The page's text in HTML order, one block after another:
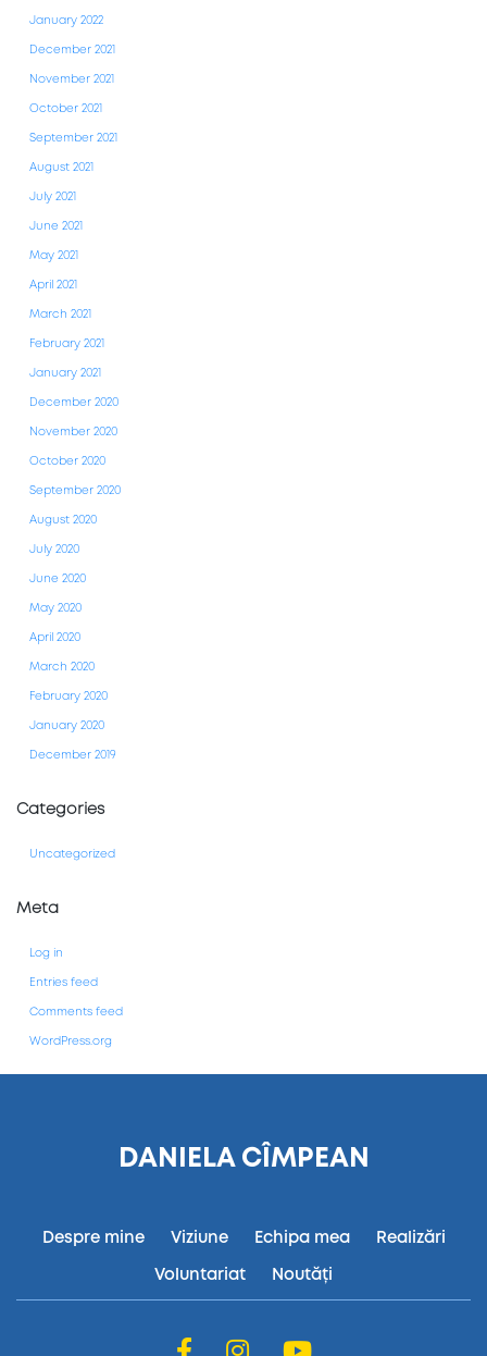
January 2022
December 2021
November 2021
October 2021
September 2021
August 2021
July 2021
June 2021
May 2021
April 2021
March 2021
February 2021
January 2021
December 2020
November 2020
October 2020
September 2020
August 2020
July 2020
June 2020
May 2020
April 2020
March 2020
February 2020
January 2020
December 2019
Categories
Uncategorized
Meta
Log in
Entries feed
Comments feed
WordPress.org
DANIELA CÎMPEAN
Despre mine Viziune Echipa mea Realizări
Voluntariat Noutăți